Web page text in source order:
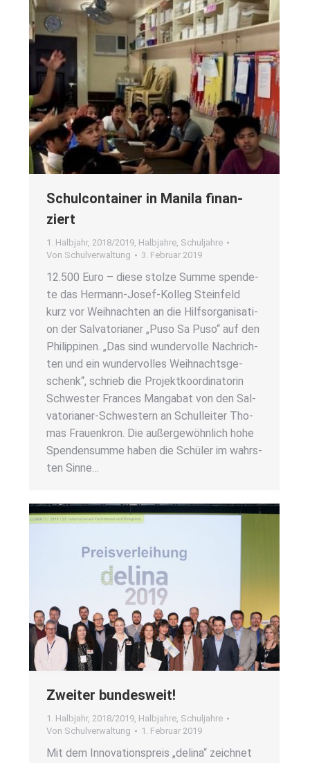
Schul­con­tai­ner in Mani­la finan­
ziert
1. Halbjahr, 2018/2019 Halbjahre Schuljahre
Von Schulverwaltung 3. Februar 2019
12.500 Euro – die­se stol­ze Sum­me spen­de­
te das Her­­mann-Josef-Kol­­leg Stein­feld
kurz vor Weih­nach­ten an die Hilfs­or­ga­ni­sa­ti­
on der Sal­va­to­ria­ner „Puso Sa Puso“ auf den
Phil­ip­pi­nen. „Das sind wun­der­vol­le Nach­rich­
ten und ein wun­der­vol­les Weih­nachts­ge­
schenk“, schrieb die Pro­jekt­ko­or­di­na­to­rin
Schwes­ter Fran­ces Man­ga­bat von den Sal­­
va­­to­ria­­ner-Schwes­­tern an Schul­lei­ter Tho­
mas Frau­en­kron. Die außer­ge­wöhn­lich hohe
Spen­den­sum­me haben die Schü­ler im wahrs­
ten Sin­ne…
Zwei­ter bun­des­weit!
1. Halbjahr, 2018/2019, Halbjahre, Schuljahre
Von Schulverwaltung 1. Februar 2019
Mit dem Inno­va­ti­ons­preis „deli­na“ zeich­net